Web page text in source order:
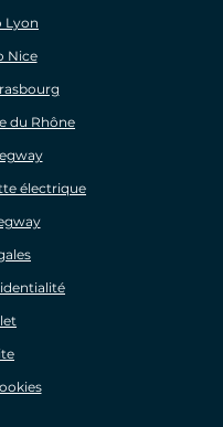
Lyon
Nice
du Rhône
électrique